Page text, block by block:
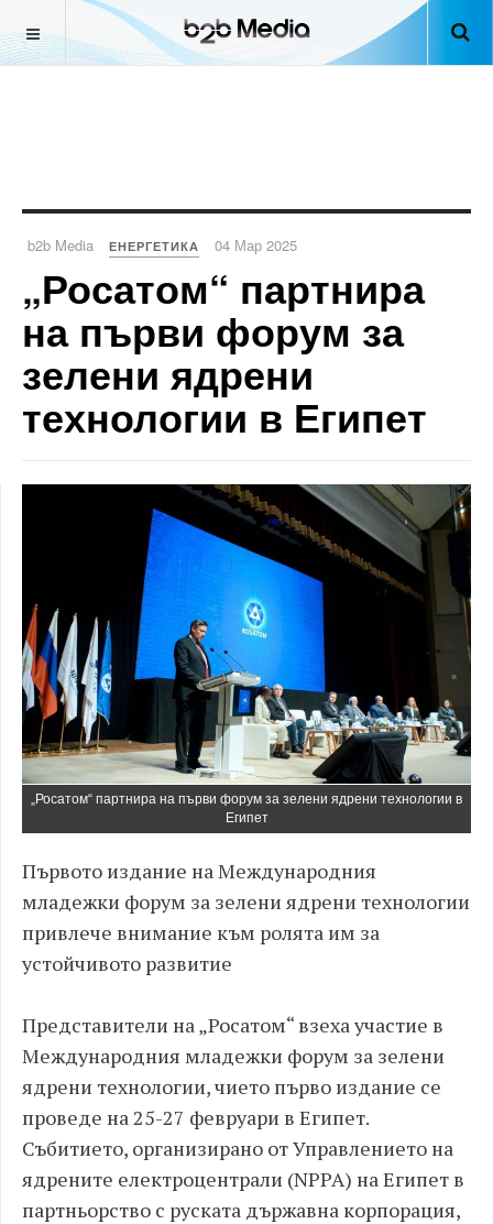
b2b Media ЕНЕРГЕТИКА 04 Мар 2025
„Росатом“ партнира
на първи форум за
зелени ядрени
технологии в Египет
„Росатом“ партнира на първи форум за зелени ядрени технологии в
Египет
Първото издание на Международния
младежки форум за зелени ядрени технологии
привлече внимание към ролята им за
устойчивото развитие
Представители на „Росатом“ взеха участие в
Международния младежки форум за зелени
ядрени технологии, чието първо издание се
проведе на 25-27 февруари в Египет.
Събитието, организирано от Управлението на
ядрените електроцентрали (NPPA) на Египет в
партньорство с руската държавна корпорация,